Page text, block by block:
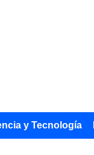
y Tecnología